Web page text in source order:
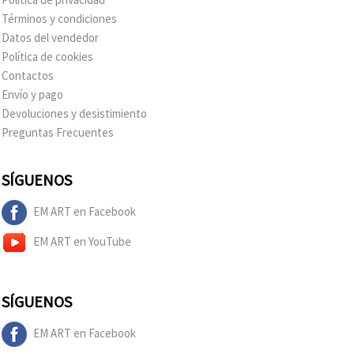
Términos y condiciones
Datos del vendedor
Política de cookies
Contactos
Envío y pago
Devoluciones y desistimiento
Preguntas Frecuentes
SÍGUENOS
EM ART en Facebook
EM ART en YouTube
SÍGUENOS
EM ART en Facebook